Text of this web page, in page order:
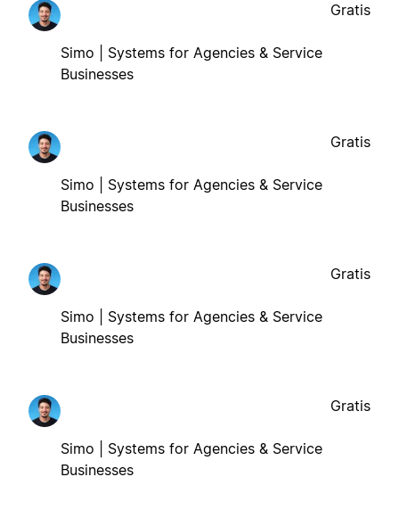
Simo | Systems for Agencies & Service
Businesses
Gratis
Simo | Systems for Agencies & Service
Businesses
Gratis
Simo | Systems for Agencies & Service
Businesses
Gratis
Simo | Systems for Agencies & Service
Businesses
Gratis